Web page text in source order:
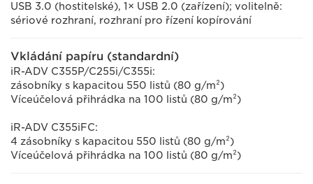
USB 3.0 (hostitelské), 1× USB 2.0 (zařízení); volitelně:
sériové rozhraní, rozhraní pro řízení kopírování
Vkládání papíru (standardní)
iR-ADV C355P/C255i/C355i:
zásobníky s kapacitou 550 listů (80 g/m²)
Víceúčelová přihrádka na 100 listů (80 g/m²)
iR-ADV C355iFC:
4 zásobníky s kapacitou 550 listů (80 g/m²)
Víceúčelová přihrádka na 100 listů (80 g/m²)